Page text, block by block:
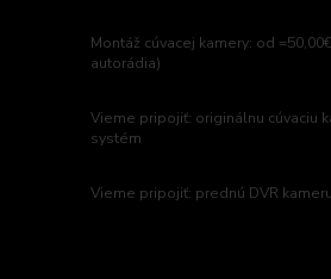
Montáž cúvacej kamery: od
autorádia)
Vieme pripojiť: originálnu cúvaciu
systém
Vieme pripojiť: prednú DVR kameru